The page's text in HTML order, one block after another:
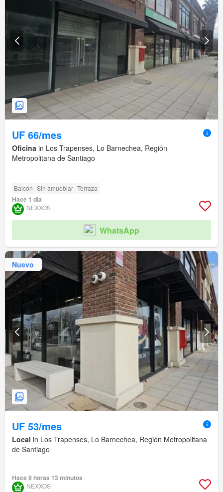
UF 66/mes
Oficina in Los Trapenses, Lo Barnechea, Región
Metropolitana de Santiago
Balcón Sin amueblar Terraza
Hace 1 día
NEXXOS
WhatsApp
Nuevo
UF 53/mes
Local in Los Trapenses, Lo Barnechea, Región Metropolitana
de Santiago
Hace 9 horas 13 minutos
NEXXOS